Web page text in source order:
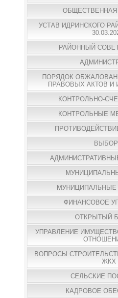
УСТАВ ИДРИНСКОГО
РАЙОННЫЙ
ПОРЯДОК
ПРАВОВЫХ АКТОВ И
КОНТРОЛЬНО-
КОНТРОЛЬНЫЕ
ФИНАНСОВОЕ
ОТКРЫТЫЙ
УПРАВЛЕНИЕ
ВОПРОСЫ
ЖКХ
СЕЛЬСКИЕ
КАДРОВОЕ